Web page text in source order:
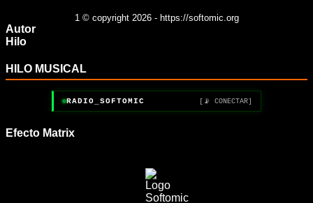
1© copyright 2026 - https://softomic.org
Autor
Hilo
HILO MUSICAL
RADIO_SOFTOMIC [📡 CONECTAR]
Efecto Matrix